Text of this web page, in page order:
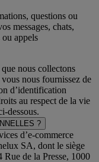
questions ou
messages, chats,
ou appels
nous collectons
nous fournissez de
d’identification
au respect de la vie
dessous.
?
d’e-commerce
SA, dont le siège
de la Presse, 1000